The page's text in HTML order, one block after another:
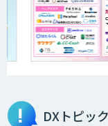
DXトピッ